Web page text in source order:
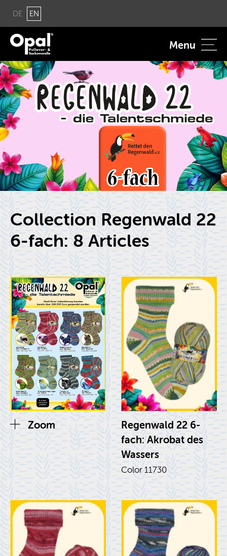
DE EN
Menu
Col­lec­tion Re­gen­wald 22
6-fach: 8 Ar­ti­cles
Zoom
Re­gen­wald 22 6-
fach: Akro­bat des
Wassers
Color 11730